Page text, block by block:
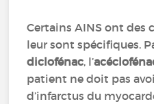
Certains AINS ont
leur sont spécifiques.
diclofénac, l’
patient ne doit pas
d’infarctus du